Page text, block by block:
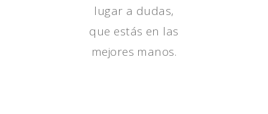
lugar a dudas,
que estás en las
mejores manos.